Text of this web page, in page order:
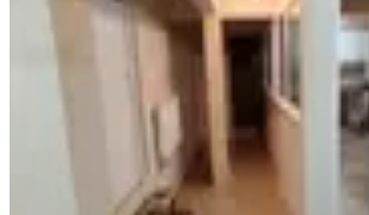
28.000 ₺
ROTA TİCARİ MÜLK EMLAK